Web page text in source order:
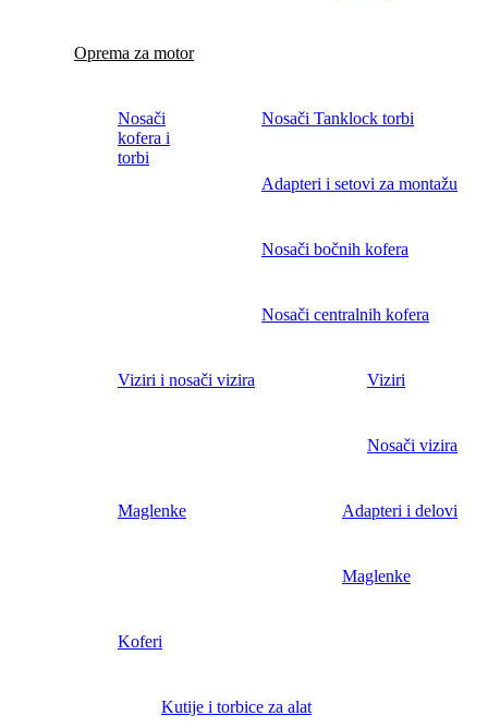
Oprema za motor
Nosači
kofera i
torbi
Nosači Tanklock torbi
Adapteri i setovi za montažu
Nosači bočnih kofera
Nosači centralnih kofera
Viziri i nosači vizira Viziri
Nosači vizira
Maglenke Adapteri i delovi
Maglenke
Koferi
Kutije i torbice za alat